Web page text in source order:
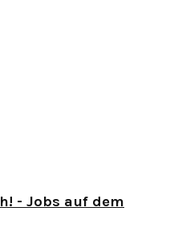
- Jobs auf dem